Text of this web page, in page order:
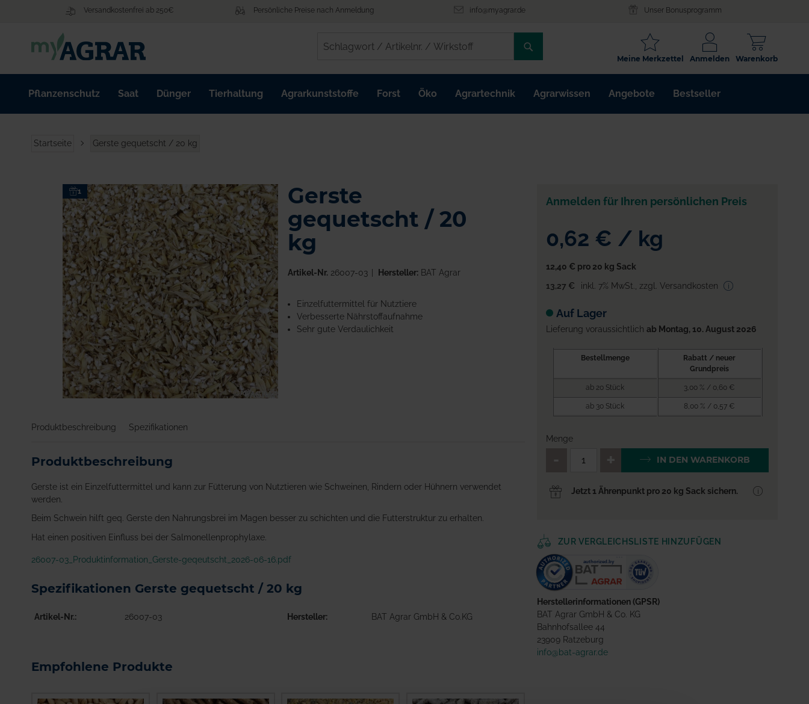
Versandkostenfrei ab 250€ Persönliche Preise nach Anmeldung info@myagrar.de Unser Bonusprogramm
/
ARTIKELNR.
/
Warenkorb
Anmelden
Meine Merkzettel
Pflanzenschutz Saat Dünger Tierhaltung Agrarkunststoffe Forst Öko Agrartechnik Agrarwissen Angebote Bestseller
Startseite Gerste gequetscht / 20 kg
Bildgalerie
springen
1
der
springen
Gerste
gequetscht / 20
kg
Artikel-Nr. 26007-03 Hersteller:BAT Agrar
Einzelfuttermittel für Nutztiere
Verbesserte Nährstoffaufnahme
Sehr gute Verdaulichkeit
Produktbeschreibung Spezifikationen
Produktbeschreibung
Gerste ist ein Einzelfuttermittel und kann zur Fütterung von Nutztieren wie Schweinen, Rindern oder Hühnern verwendet
werden.
Beim Schwein hilft geq. Gerste den Nahrungsbrei im Magen besser zu schichten und die Futterstruktur zu erhalten.
Hat einen positiven Einfluss bei der Salmonellenprophylaxe.
26007-03_Produktinformation_Gerste-geqeutscht_2026-06-16.pdf
Spezifikationen Gerste gequetscht / 20 kg
Artikel-Nr. 26007-03 Hersteller BAT Agrar GmbH & Co.KG
Empfohlene Produkte
Anmelden für Ihren persönlichen Preis
0,62 € / kg
12,40 € pro 20 kg Sack
13,27 €
inkl. 7% MwSt. zzgl. Versandkosten
Auf Lager
Lieferung voraussichtlich ab Montag, 10. August 2026
Bestellmenge
Rabatt / neuer
Grundpreis
ab 20 Stück 3,00 % / 0,60 €
ab 30 Stück 8,00 % / 0,57 €
Menge
QTY_CONTROL_DECREASE
IN DEN WARENKORB
Jetzt 1 Ährenpunkt pro 20 kg Sack sichern.
ZUR VERGLEICHSLISTE HINZUFÜGEN
Herstellerinformationen (GPSR)
BAT Agrar GmbH & Co. KG
Bahnhofsallee 44
23909 Ratzeburg
info@bat-agrar.de